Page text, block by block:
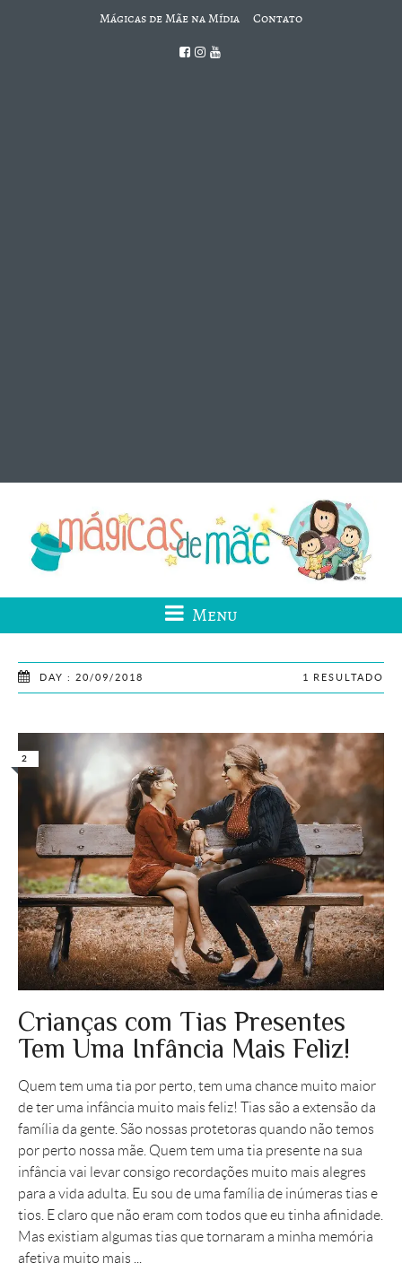
Mágicas de Mãe na Mídia Contato
Menu
DAY : 20/09/2018 1 RESULTADO
2
Crianças com Tias Presentes
Tem Uma Infância Mais Feliz!
Quem tem uma tia por perto, tem uma chance muito maior
de ter uma infância muito mais feliz! Tias são a extensão da
família da gente. São nossas protetoras quando não temos
por perto nossa mãe. Quem tem uma tia presente na sua
infância vai levar consigo recordações muito mais alegres
para a vida adulta. Eu sou de uma família de inúmeras tias e
tios. E claro que não eram com todos que eu tinha afinidade.
Mas existiam algumas tias que tornaram a minha memória
afetiva muito mais ...